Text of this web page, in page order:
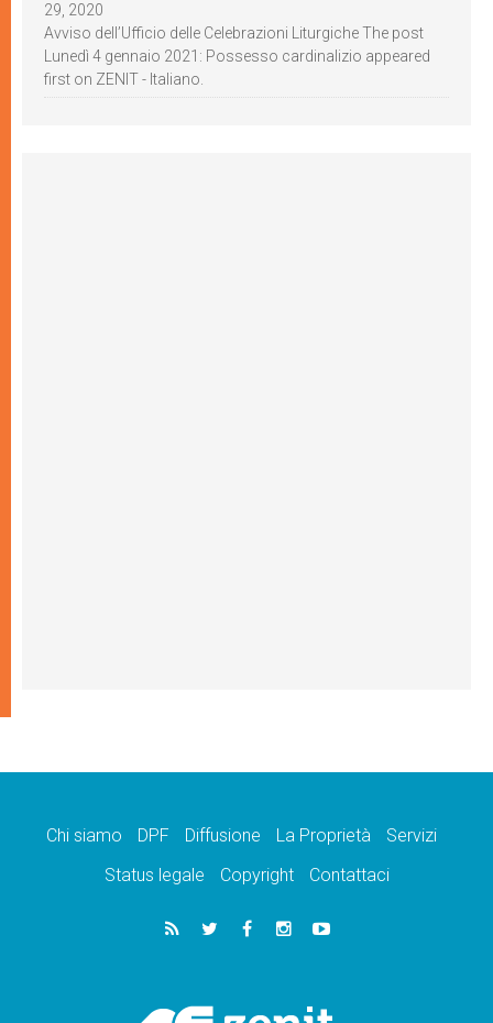
29, 2020
Avviso dell’Ufficio delle Celebrazioni Liturgiche The post
Lunedì 4 gennaio 2021: Possesso cardinalizio appeared
first on ZENIT - Italiano.
Chi siamo DPF Diffusione La Proprietà
Servizi
Status legale
Copyright Contattaci